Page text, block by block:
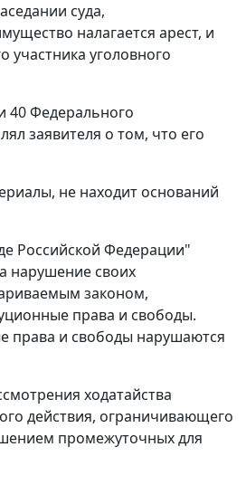
суда,
налагается арест, и
участника уголовного
40Федерального
заявителя о том, что его
не находит оснований
Российской Федерации"
нарушение своих
законом,
права и свободы.
права и свободы нарушаются
ходатайства
действия, ограничивающего
промежуточных для